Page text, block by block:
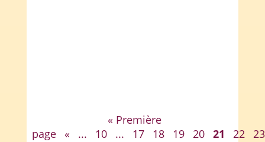
« Première
page « ... 10 ... 17 18 19 20 21 22 23